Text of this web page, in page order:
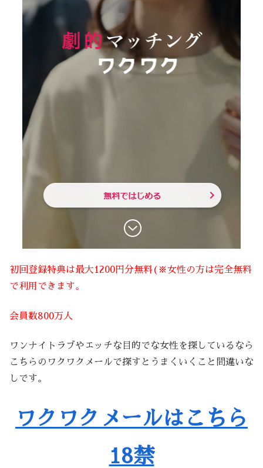
初回登録特典は最大1200円分無料(※女性の方は完全無料
で利用できます。
会員数800万人
ワンナイトラブやエッチな目的でな女性を探しているなら
こちらのワクワクメールで探すとうまくいくこと間違いな
しです。
ワクワクメールはこちら
18禁